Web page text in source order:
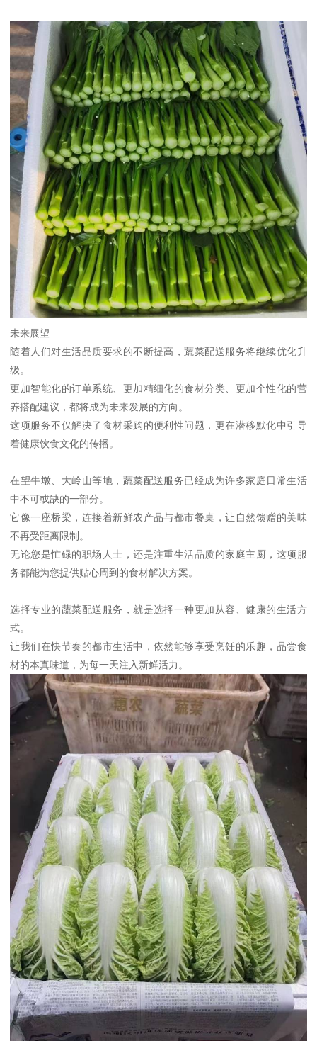
未来展望
随着人们对生活品质要求的不断提高，蔬菜配送服务将继续优化升
级。
更加智能化的订单系统、更加精细化的食材分类、更加个性化的营
养搭配建议，都将成为未来发展的方向。
这项服务不仅解决了食材采购的便利性问题，更在潜移默化中引导
着健康饮食文化的传播。
在望牛墩、大岭山等地，蔬菜配送服务已经成为许多家庭日常生活
中不可或缺的一部分。
它像一座桥梁，连接着新鲜农产品与都市餐桌，让自然馈赠的美味
不再受距离限制。
无论您是忙碌的职场人士，还是注重生活品质的家庭主厨，这项服
务都能为您提供贴心周到的食材解决方案。
选择专业的蔬菜配送服务，就是选择一种更加从容、健康的生活方
式。
让我们在快节奏的都市生活中，依然能够享受烹饪的乐趣，品尝食
材的本真味道，为每一天注入新鲜活力。